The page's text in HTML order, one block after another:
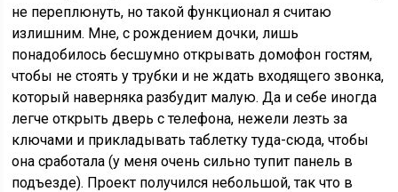
не переплюнуть, но такой функционал я считаю
излишним. Мне, с рождением дочки, лишь
понадобилось бесшумно открывать домофон гостям,
чтобы не стоять у трубки и не ждать входящего звонка,
который наверняка разбудит малую. Да и себе иногда
легче открыть дверь с телефона, нежели лезть за
ключами и прикладывать таблетку туда-сюда, чтобы
она сработала (у меня очень сильно тупит панель в
подъезде). Проект получился небольшой, так что в